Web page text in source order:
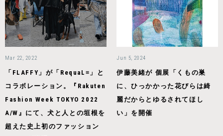
Mar 22, 2022
「FLAFFY」が「RequaL≡」と
コラボレーション。『Rakuten
Fashion Week TOKYO 2022
A/W』にて、犬と人との垣根を
超えた史上初のファッション
Jun 5, 2024
伊藤美緒が 個展「くもの巣
に、ひっかかった花びらは綺
麗だからとゆるされてほし
い」を開催